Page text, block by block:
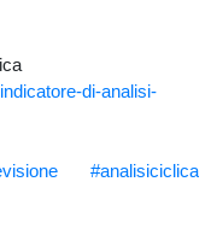
di-analisi-
#analisiciclica